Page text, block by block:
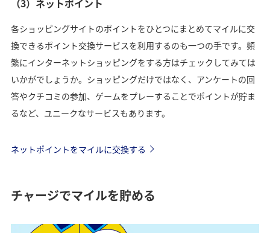
各ショッピングサイトのポイントをひとつにまとめてマイルに交
換できるポイント交換サービスを利用するのも一つの手です。頻
繁にインターネットショッピングをする方はチェックしてみては
いかがでしょうか。ショッピングだけではなく、アンケートの回
答やクチコミの参加、ゲームをプレーすることでポイントが貯ま
るなど、ユニークなサービスもあります。
ネットポイントをマイルに交換する
チャージでマイルを貯める